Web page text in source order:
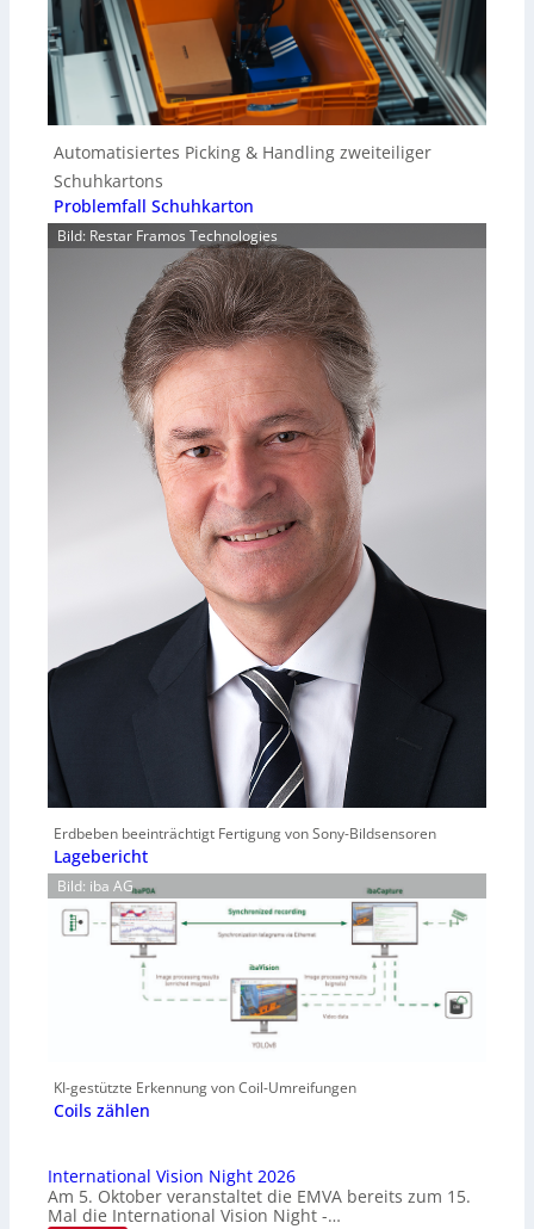
Automatisiertes Picking & Handling zweiteiliger
Schuhkartons
Problemfall Schuhkarton
Bild: Restar Framos Technologies
Erdbeben beeinträchtigt Fertigung von Sony-Bildsensoren
Lagebericht
Bild: iba AG
KI-gestützte Erkennung von Coil-Umreifungen
Coils zählen
International Vision Night 2026
Am 5. Oktober veranstaltet die EMVA bereits zum 15.
Mal die International Vision Night -…